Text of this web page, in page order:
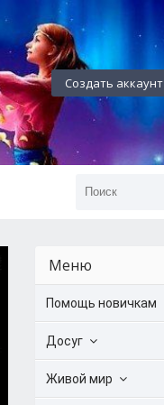
Создать аккаунт
Меню
Помощь новичкам
Досуг
Живой мир